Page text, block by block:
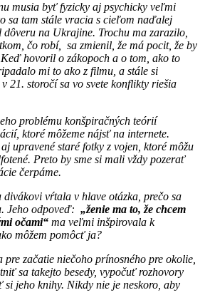
musia byť fyzicky aj psychicky veľmi
sa tam stále vracia s cieľom naďalej
dôveru na Ukrajine. Trochu ma zarazilo,
čo robí, sa zmienil, že má pocit, že by
hovoril o zákopoch a o tom, ako to
mi to ako z filmu, a stále si
21. storočí sa vo svete konflikty riešia
problému konšpiračných teórií
ktoré môžeme nájsť na internete.
upravené staré fotky z vojen, ktoré môžu
Preto by sme si mali vždy pozerať
čerpáme.
divákovi vŕtala v hlave otázka, prečo sa
Jeho odpoveď: „ženie ma to, že chcem
očami“ ma veľmi inšpirovala k
môžem pomôcť ja?
začatie niečoho prínosného pre okolie,
sa takejto besedy, vypočuť rozhovory
jeho knihy. Nikdy nie je neskoro, aby